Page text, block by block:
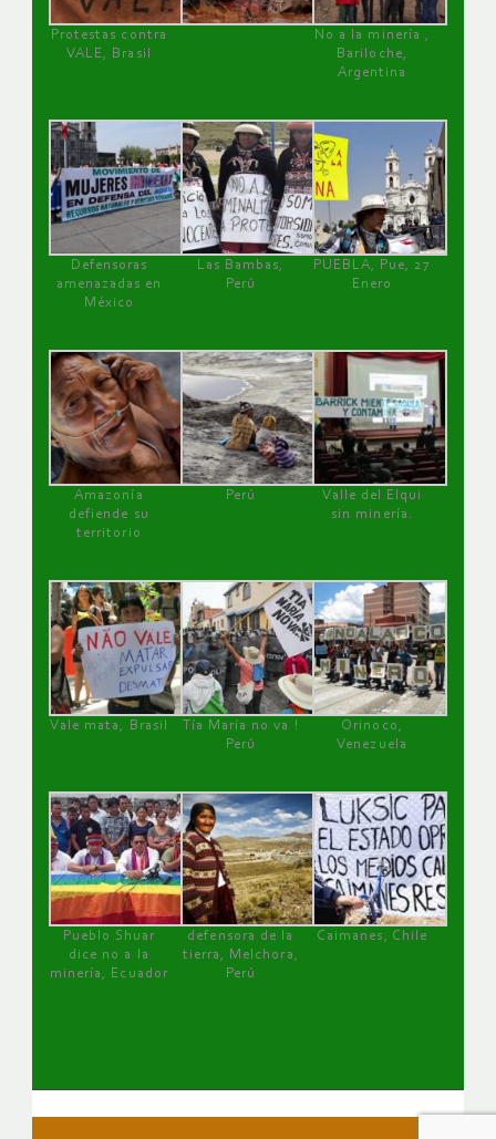
Protestas contra
VALE, Brasil
No a la minería ,
Bariloche,
Argentina
Defensoras
amenazadas en
México
Las Bambas,
Perú
PUEBLA, Pue, 27
Enero
Amazonía
defiende su
territorio
Perú
Valle del Elqui
sin minería.
Vale mata, Brasil
Tía María no va !
Perú
Orinoco,
Venezuela
Pueblo Shuar
dice no a la
minería, Ecuador
defensora de la
tierra, Melchora,
Perú
Caimanes, Chile